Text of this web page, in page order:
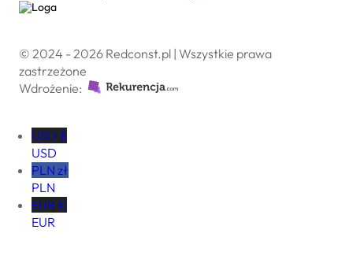
© 2024 - 2026 Redconst.pl | Wszystkie prawa
zastrzeżone
Wdrożenie:
USD $
USD
PLN zł
PLN
EUR €
EUR